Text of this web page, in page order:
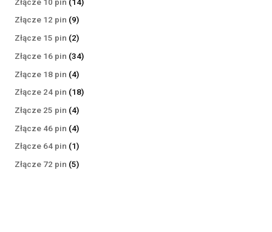
Złącze 10 pin 14
Złącze 12 pin 99
produktów
Złącze 15 pin 22
produkty
Złącze 16 pin 3434
Złącze 18 pin 44
produkty
Złącze 24 pin 1818
Złącze 25 pin 44
produkty
Złącze 46 pin 44
produkty
Złącze 64 pin 11
produkt
Złącze 72 pin 55